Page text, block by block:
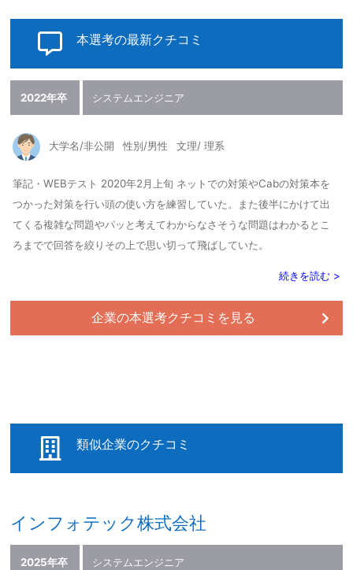
本選考の最新クチコミ
2022年卒 システムエンジニア
大学名/非公開 性別/男性 文理/ 理系
筆記・WEBテスト 2020年2月上旬 ネットでの対策やCabの対策本を
つかった対策を行い頭の使い方を練習していた。また後半にかけて出
てくる複雑な問題やパッと考えてわからなさそうな問題はわかるとこ
ろまでで回答を絞りその上で思い切って飛ばしていた。
続きを読む >
企業の本選考クチコミを見る
類似企業のクチコミ
インフォテック株式会社
2025年卒 システムエンジニア